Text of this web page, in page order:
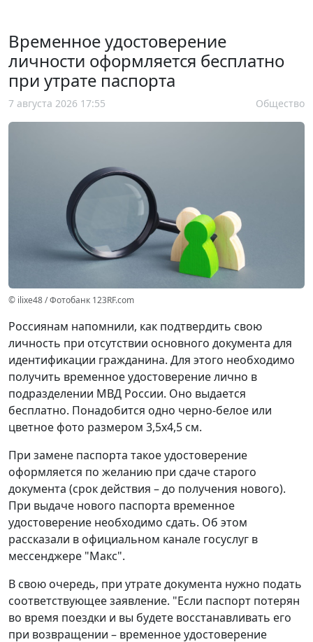
Временное удостоверение
личности оформляется бесплатно
при утрате паспорта
7 августа 2026 17:55 Общество
© ilixe48 / Фотобанк 123RF.com
Россиянам напомнили, как подтвердить свою
личность при отсутствии основного документа для
идентификации гражданина. Для этого необходимо
получить временное удостоверение лично в
подразделении МВД России. Оно выдается
бесплатно. Понадобится одно черно-белое или
цветное фото размером 3,5x4,5 см.
При замене паспорта такое удостоверение
оформляется по желанию при сдаче старого
документа (срок действия – до получения нового).
При выдаче нового паспорта временное
удостоверение необходимо сдать. Об этом
рассказали в официальном канале госуслуг в
мессенджере "Макс".
В свою очередь, при утрате документа нужно подать
соответствующее заявление. "Если паспорт потерян
во время поездки и вы будете восстанавливать его
при возвращении – временное удостоверение